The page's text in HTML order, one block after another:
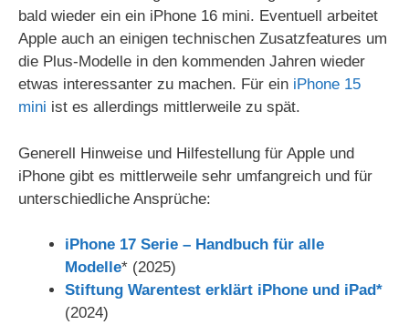
bald wieder ein ein iPhone 16 mini. Eventuell arbeitet
Apple auch an einigen technischen Zusatzfeatures um
die Plus-Modelle in den kommenden Jahren wieder
etwas interessanter zu machen. Für ein iPhone 15
mini ist es allerdings mittlerweile zu spät.
Generell Hinweise und Hilfestellung für Apple und
iPhone gibt es mittlerweile sehr umfangreich und für
unterschiedliche Ansprüche:
iPhone 17 Serie – Handbuch für alle
Modelle* (2025)
Stiftung Warentest erklärt iPhone und iPad*
(2024)